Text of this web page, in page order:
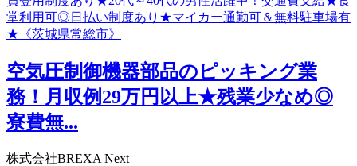
空気圧制御機器部品のピッキング業
務！月収例29万円以上★残業少なめ◎
寮費無...
株式会社BREXA Next